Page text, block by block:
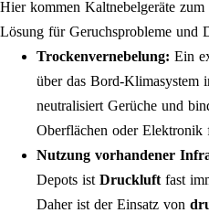
Hier kommen Kaltnebelgeräte
Lösung für Geruchsprobleme und
Trockenvernebelung: Ein
über das Bord-Klimasystem
neutralisiert Gerüche und
Oberflächen oder Elektronik
Nutzung vorhandener
Depots ist Druckluft fast
Daher ist der Einsatz von